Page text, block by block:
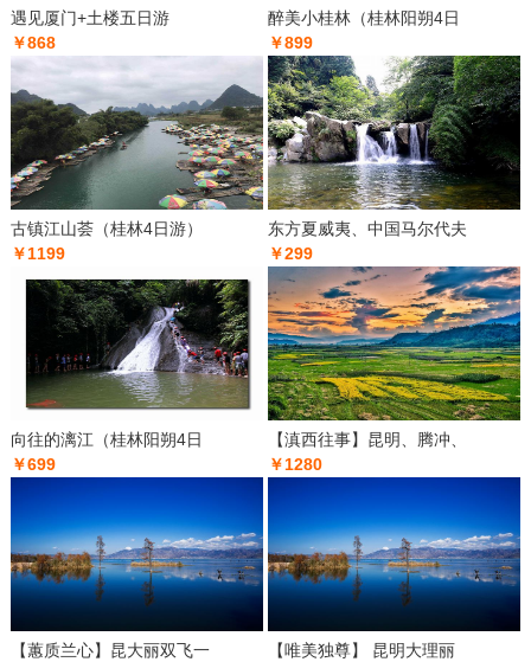
遇见厦门+土楼五日游
￥868
醉美小桂林（桂林阳朔4日
￥899
古镇江山荟（桂林4日游）
￥1199
东方夏威夷、中国马尔代夫
￥299
向往的漓江（桂林阳朔4日
￥699
【滇西往事】昆明、腾冲、
￥1280
【蕙质兰心】昆大丽双飞一
【唯美独尊】 昆明大理丽